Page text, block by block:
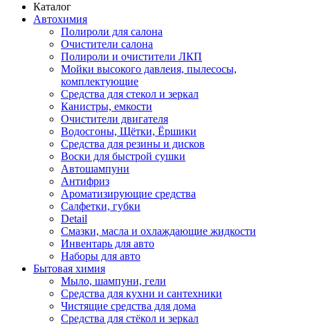
Каталог
Автохимия
Полироли для салона
Очистители салона
Полироли и очистители ЛКП
Мойки высокого давлеия, пылесосы,
комплектующие
Средства для стекол и зеркал
Канистры, емкости
Очистители двигателя
Водосгоны, Щётки, Ёршики
Средства для резины и дисков
Воски для быстрой сушки
Автошампуни
Антифриз
Ароматизирующие средства
Салфетки, губки
Detail
Смазки, масла и охлаждающие жидкости
Инвентарь для авто
Наборы для авто
Бытовая химия
Мыло, шампуни, гели
Средства для кухни и сантехники
Чистящие средства для дома
Средства для стёкол и зеркал